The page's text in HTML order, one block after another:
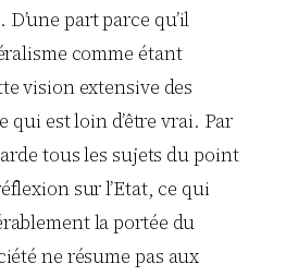
part parce qu’il
comme étant
vision extensive des
qui est loin d’être vrai. Par
tous les sujets du point
sur l’Etat, ce qui
la portée du
ne résume pas aux